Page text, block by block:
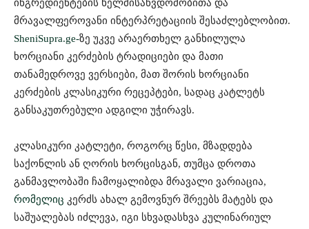
ინგრედიენტების ხელმისაწვდომობითა და
მრავალფეროვანი ინტერპრეტაციის შესაძლებლობით.
SheniSupra.ge-ზე უკვე არაერთხელ განხილულა
ხორციანი კერძების ტრადიციები და მათი
თანამედროვე ვერსიები, მათ შორის ხორციანი
კერძების კლასიკური რეცეპტები, სადაც კატლეტს
განსაკუთრებული ადგილი უჭირავს.
კლასიკური კატლეტი, როგორც წესი, მზადდება
საქონლის ან ღორის ხორცისგან, თუმცა დროთა
განმავლობაში ჩამოყალიბდა მრავალი ვარიაცია,
რომელიც კერძს ახალ გემოვნურ შრეებს მატებს და
საშუალებას იძლევა, იგი სხვადასხვა კულინარიულ